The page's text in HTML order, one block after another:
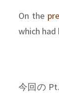
On the
which had
今回の